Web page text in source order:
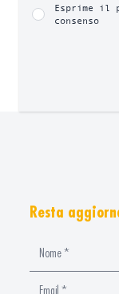
Esprime il
consenso
Resta